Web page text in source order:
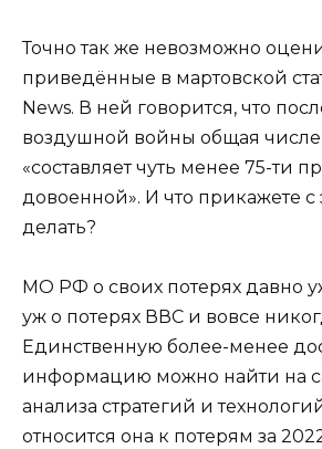
Точно так же невозможно
приведённые в мартовской
News. В ней говорится, что
воздушной войны общая
«составляет чуть менее 75-ти
довоенной». И что прикажете с
делать?
МО РФ о своих потерях давно
уж о потерях ВВС и вовсе
Единственную более-менее
информацию можно найти на
анализа стратегий и
относится она к потерям за